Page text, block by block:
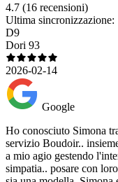
4.7 (16 recensioni)
Ultima sincronizzazione:
D9
Dori 93
2026-02-14
Google
Ho conosciuto Simona
servizio Boudoir..
a mio agio gestendo
simpatia.. posare con